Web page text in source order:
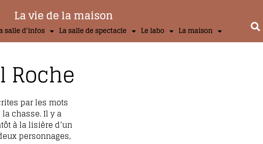
La vie de la maison
salle d’infos La salle de spectacle Le labo La maison
par les mots
chasse. Il y a
à la lisière d’un
personnages,